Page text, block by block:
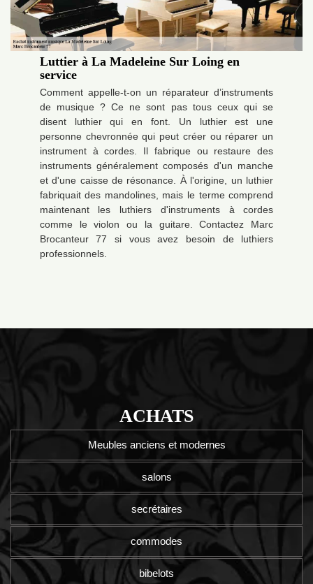
Luttier à La Madeleine Sur Loing en
service
Comment appelle-t-on un réparateur d’instruments
de musique ? Ce ne sont pas tous ceux qui se
disent luthier qui en font. Un luthier est une
personne chevronnée qui peut créer ou réparer un
instrument à cordes. Il fabrique ou restaure des
instruments généralement composés d'un manche
et d'une caisse de résonance. À l'origine, un luthier
fabriquait des mandolines, mais le terme comprend
maintenant les luthiers d'instruments à cordes
comme le violon ou la guitare. Contactez Marc
Brocanteur 77 si vous avez besoin de luthiers
professionnels.
ACHATS
Meubles anciens et modernes
salons
secrétaires
commodes
bibelots